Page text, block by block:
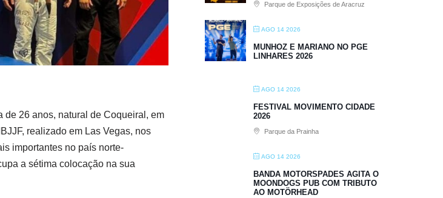
de 26 anos, natural de Coqueiral, em
realizado em Las Vegas, nos
importantes no país norte-
a sétima colocação na sua
Parque de Exposições de Aracruz
AGO 14 2026
MUNHOZ E MARIANO NO PGE
LINHARES 2026
AGO 14 2026
FESTIVAL MOVIMENTO CIDADE
2026
Parque da Prainha
AGO 14 2026
BANDA MOTORSPADES AGITA O
MOONDOGS PUB COM TRIBUTO
AO MOTÖRHEAD